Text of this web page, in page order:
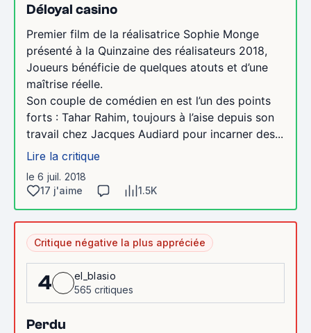
Déloyal casino
Premier film de la réalisatrice Sophie Monge
présenté à la Quinzaine des réalisateurs 2018,
Joueurs bénéficie de quelques atouts et d’une
maîtrise réelle.
Son couple de comédien en est l’un des points
forts : Tahar Rahim, toujours à l’aise depuis son
travail chez Jacques Audiard pour incarner des...
Lire la critique
le 6 juil. 2018
17 j'aime
1.5K
Critique négative la plus appréciée
4
el_blasio
565 critiques
Perdu